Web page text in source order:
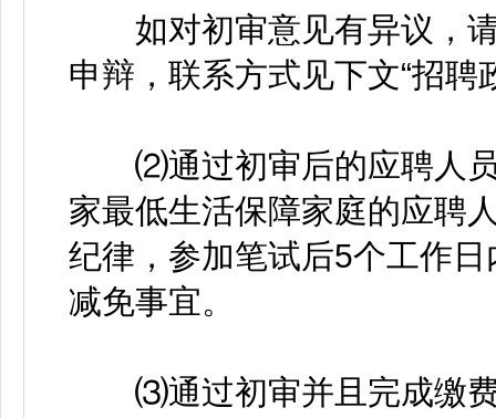
如对初审意见有异议，请
申辩，联系方式见下文“招聘
⑵通过初审后的应聘人员
家最低生活保障家庭的应聘
纪律，参加笔试后5个工作
减免事宜。
⑶通过初审并且完成缴费